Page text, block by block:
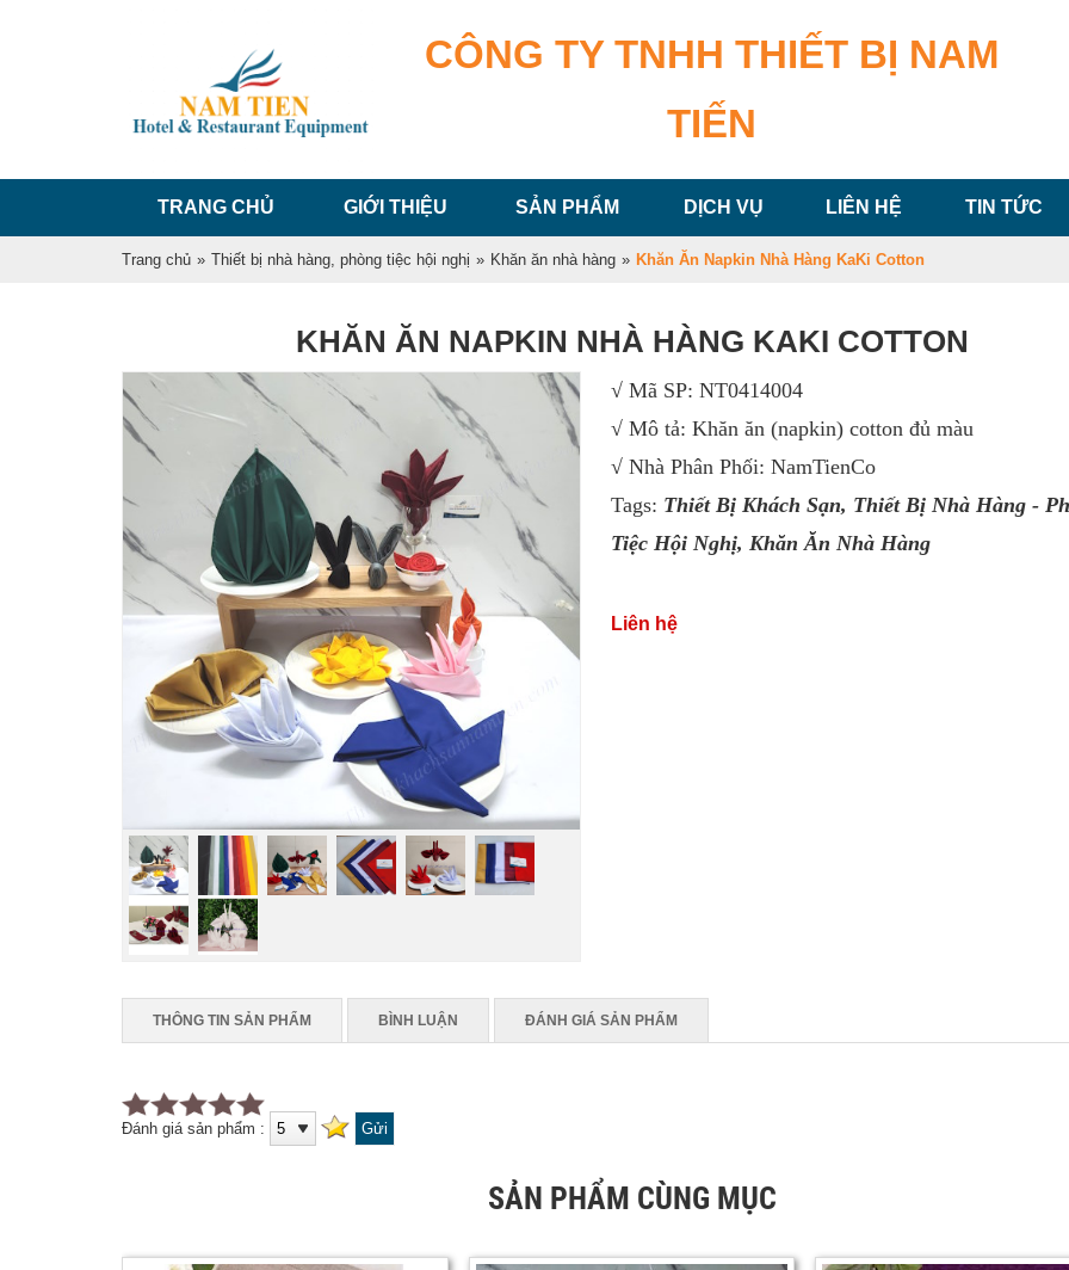
CÔNG TY TNHH THIẾT BỊ NAM
TIẾN
TRANG CHỦ GIỚI THIỆU SẢN PHẨM DỊCH VỤ LIÊN HỆ TIN TỨC
Trang chủ » Thiết bị nhà hàng, phòng tiệc hội nghị » Khăn ăn nhà hàng » Khăn Ăn Napkin Nhà Hàng KaKi Cotton
KHĂN ĂN NAPKIN NHÀ HÀNG KAKI COTTON
√ Mã SP: NT0414004
√ Mô tả: Khăn ăn (napkin) cotton đủ màu
√ Nhà Phân Phối: NamTienCo
Tags: Thiết Bị Khách Sạn, Thiết Bị Nhà Hàng -
Tiệc Hội Nghị,Khăn Ăn Nhà Hàng
Liên hệ
THÔNG TIN SẢN PHẨM BÌNH LUẬN ĐÁNH GIÁ SẢN PHẨM
Đánh giá sản phẩm :
SẢN PHẨM CÙNG MỤC